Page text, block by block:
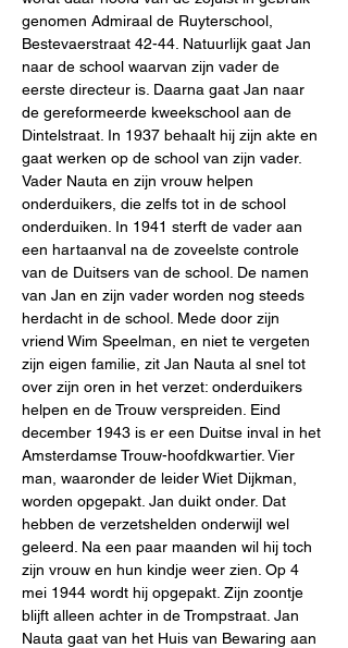
genomen Admiraal de Ruyterschool,
Bestevaerstraat 42-44. Natuurlijk gaat Jan
naar de school waarvan zijn vader de
eerste directeur is. Daarna gaat Jan naar
de gereformeerde kweekschool aan de
Dintelstraat. In 1937 behaalt hij zijn akte en
gaat werken op de school van zijn vader.
Vader Nauta en zijn vrouw helpen
onderduikers, die zelfs tot in de school
onderduiken. In 1941 sterft de vader aan
een hartaanval na de zoveelste controle
van de Duitsers van de school. De namen
van Jan en zijn vader worden nog steeds
herdacht in de school. Mede door zijn
vriend Wim Speelman, en niet te vergeten
zijn eigen familie, zit Jan Nauta al snel tot
over zijn oren in het verzet: onderduikers
helpen en de Trouw verspreiden. Eind
december 1943 is er een Duitse inval in het
Amsterdamse Trouw-hoofdkwartier. Vier
man, waaronder de leider Wiet Dijkman,
worden opgepakt. Jan duikt onder. Dat
hebben de verzetshelden onderwijl wel
geleerd. Na een paar maanden wil hij toch
zijn vrouw en hun kindje weer zien. Op 4
mei 1944 wordt hij opgepakt. Zijn zoontje
blijft alleen achter in de Trompstraat. Jan
Nauta gaat van het Huis van Bewaring aan